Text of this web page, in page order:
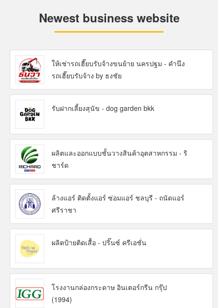
Newest business website
ให้เช่ารถเฮี๊ยบรับจ้างขนย้าย นครปฐม - คำนึง
รถเฮี๊ยบรับจ้าง by ธงชัย
รับฝากเลี้ยงสุนัข - dog garden bkk
ผลิตและออกแบบชั้นวางสินค้าอุตสาหกรรม - ริ
ชาร์ด
ล้างแอร์ ติดตั้งแอร์ ซ่อมแอร์ ชลบุรี - ถนัดแอร์
ศรีราชา
ผลิตป้ายติดเสื้อ - ปริ๊นซ์ ครีเอชั่น
โรงงานกล่องกระดาษ อินเตอร์กรีน กรุ๊ป
(1994)